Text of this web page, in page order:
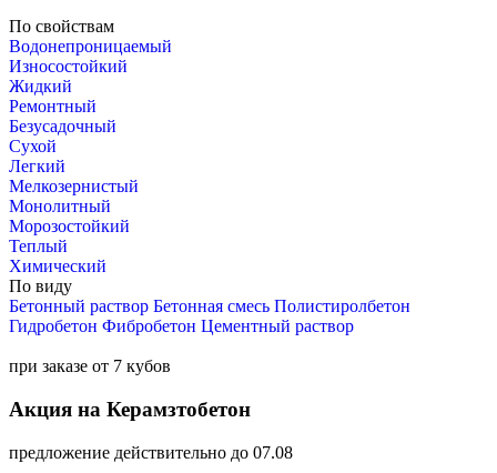
По свойствам
Водонепроницаемый
Износостойкий
Жидкий
Ремонтный
Безусадочный
Сухой
Легкий
Мелкозернистый
Монолитный
Морозостойкий
Теплый
Химический
По виду
Бетонный раствор Бетонная смесь Полистиролбетон
Гидробетон Фибробетон Цементный раствор
при заказе от 7 кубов
Акция на Керамзтобетон
предложение действительно до 07.08